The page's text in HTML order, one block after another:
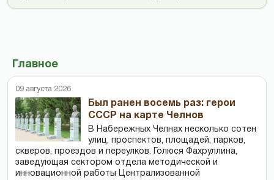
Главное
09 августа 2026
Был ранен восемь раз: герои
СССР на карте Челнов
В Набережных Челнах несколько сотен
улиц, проспектов, площадей, парков,
скверов, проездов и переулков. Голюся Фахруллина,
заведующая сектором отдела методической и
инновационной работы Централизованной